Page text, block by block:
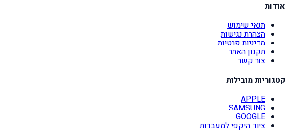
אודות
תנאי שימוש
הצהרת נגישות
מדיניות פרטיות
תקנון האתר
צור קשר
קטגוריות מובילות
APPLE
SAMSUNG
GOOGLE
ציוד היקפי למעבדות